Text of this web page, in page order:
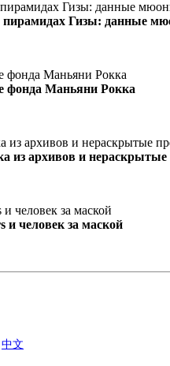
Гизы: данные
фонда Маньяни Рокка
из архивов и нераскрытые
и человек за маской
中文